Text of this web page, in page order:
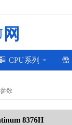
CPU系列
数
8376H